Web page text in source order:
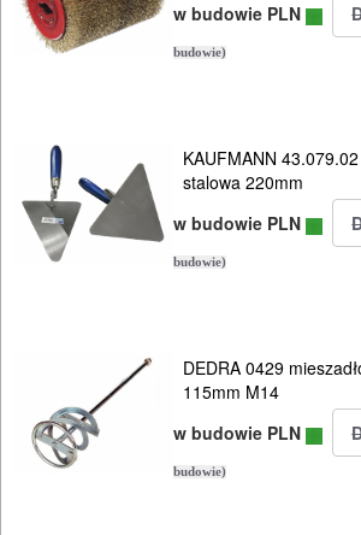
w budowie PLN
budowie)
KAUFMANN
stalowa 220mm
w budowie PLN
budowie)
DEDRA 0429
115mm M14
w budowie PLN
budowie)